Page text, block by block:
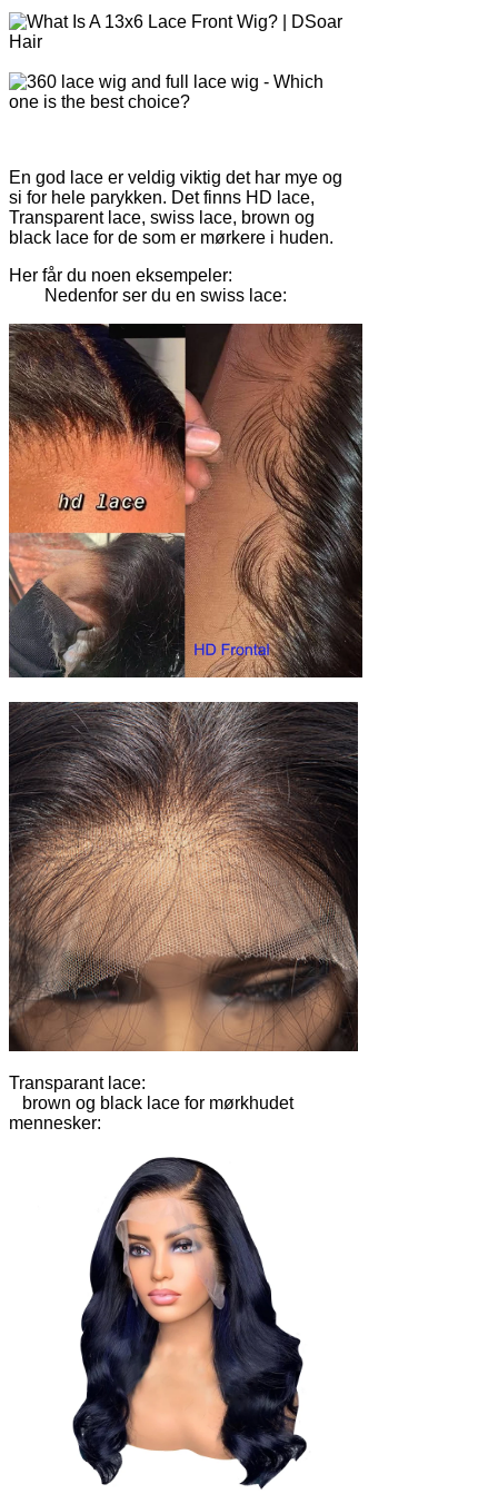
En god lace er veldig viktig det har mye og
si for hele parykken. Det finns HD lace,
Transparent lace, swiss lace, brown og
black lace for de som er mørkere i huden.
Her får du noen eksempeler:
Nedenfor ser du en swiss lace:
Transparant lace:
brown og black lace for mørkhudet
mennesker: